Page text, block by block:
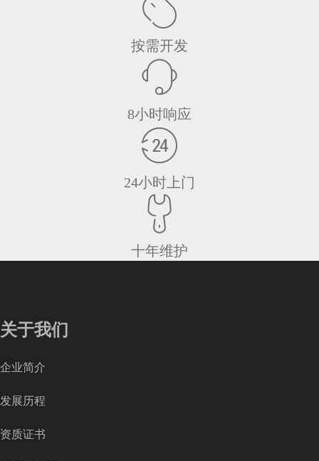
按需开发
8小时响应
24小时上门
十年维护
关于我们
企业简介
发展历程
资质证书